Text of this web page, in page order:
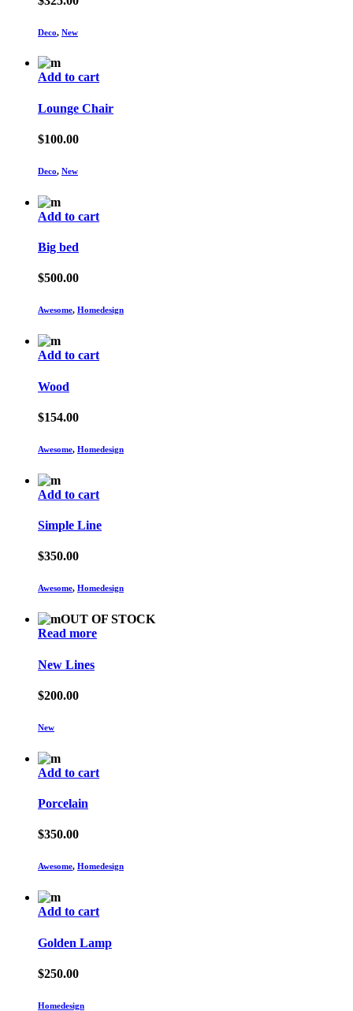
Deco, New
Add to cart
Lounge Chair
$100.00
Deco, New
Add to cart
Big bed
$500.00
Awesome, Homedesign
Add to cart
Wood
$154.00
Awesome, Homedesign
Add to cart
Simple Line
$350.00
Awesome, Homedesign
OUT OF STOCK
Read more
New Lines
$200.00
New
Add to cart
Porcelain
$350.00
Awesome, Homedesign
Add to cart
Golden Lamp
$250.00
Homedesign